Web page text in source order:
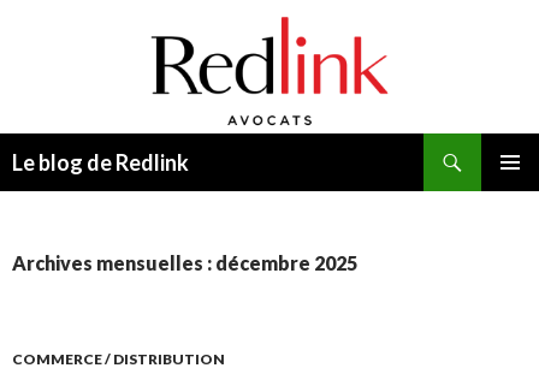
Le blog de Redlink
Archives mensuelles : décembre 2025
COMMERCE / DISTRIBUTION